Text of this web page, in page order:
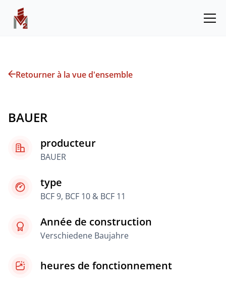
Retourner à la vue d'ensemble
BAUER
producteur
BAUER
type
BCF 9, BCF 10 & BCF 11
Année de construction
Verschiedene Baujahre
heures de fonctionnement